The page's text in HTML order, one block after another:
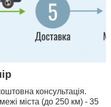
консультація.
міста (до 250 км) - 35